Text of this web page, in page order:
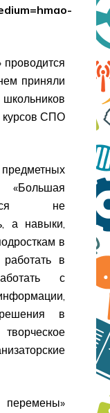
приняли
курсов СПО
не
а навыки,
в
в
с
в